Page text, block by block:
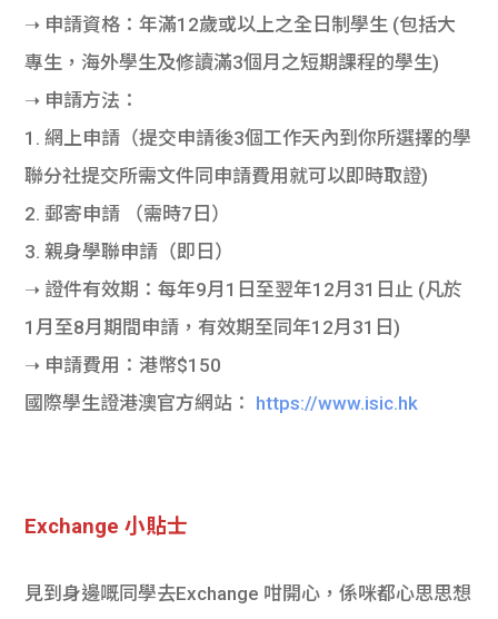
➝ 申請資格：年滿12歲或以上之全日制學生 (包括大
專生，海外學生及修讀滿3個月之短期課程的學生)
➝ 申請方法：
1. 網上申請（提交申請後3個工作天內到你所選擇的學
聯分社提交所需文件同申請費用就可以即時取證)
2. 郵寄申請 （需時7日）
3. 親身學聯申請（即日）
➝ 證件有效期：每年9月1日至翌年12月31日止 (凡於
1月至8月期間申請，有效期至同年12月31日)
➝ 申請費用：港幣$150
國際學生證港澳官方網站： https://www.isic.hk
Exchange 小貼士
見到身邊嘅同學去Exchange 咁開心，係咪都心思思想